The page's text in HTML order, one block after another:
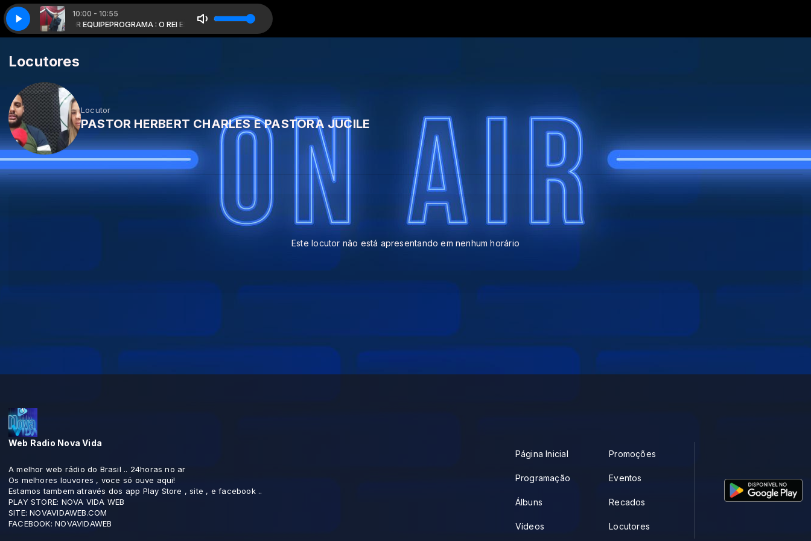
10:00 - 10:55
PR JOSE VITOR EQUIPEPROGRAMA : O REI ESTA VOLTANDO com PR JOSE VITOR EQUIPE
11:00 hrs com Pastor Julio BaptistaProg : Resgatando Vidas igreja ev cristâ pentecostal minst de sâo matheus todo sabado 11:00 hrs com Pastor Julio Baptista
Locutores
Locutor
PASTOR HERBERT CHARLES E PASTORA JUCILE
Este locutor não está apresentando em nenhum horário
Web Radio Nova Vida
A melhor web rádio do Brasil .. 24horas no ar
Os melhores louvores , voce só ouve aqui!
Estamos tambem através dos app Play Store , site , e facebook ..
PLAY STORE: NOVA VIDA WEB
SITE: NOVAVIDAWEB.COM
FACEBOOK: NOVAVIDAWEB
Página Inicial
Programação
Álbuns
Vídeos
Promoções
Eventos
Recados
Locutores